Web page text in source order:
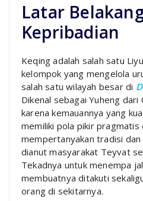
Latar
Kepribadian
Keqing adalah salah satu
kelompok yang mengelola
salah satu wilayah besar di
Dikenal sebagai Yuheng
karena kemauannya yang
memiliki pola pikir pragmatis
mempertanyakan tradisi
dianut masyarakat Teyvat
Tekadnya untuk menempa
membuatnya ditakuti
orang di sekitarnya.